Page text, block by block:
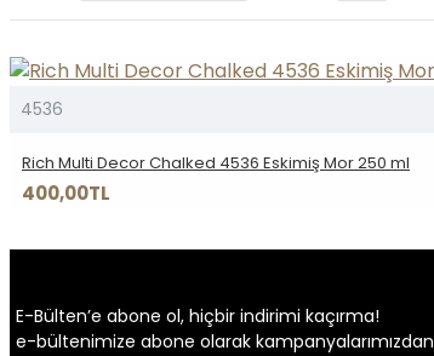
4536
Rich Multi Decor Chalked 4536 Eskimiş Mor 250 ml
400,00TL
E-Bülten’e abone ol, hiçbir indirimi kaçırma!
e-bültenimize abone olarak